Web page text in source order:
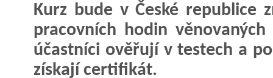
Kurz bude v České republice
pracovních hodin
účastníci ověřují v testech a
získají certifikát.